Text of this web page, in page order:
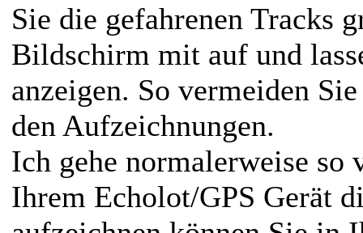
Sie die gefahrenen Tracks
Bildschirm mit auf und
anzeigen. So vermeiden
den Aufzeichnungen.
Ich gehe normalerweise so
Ihrem Echolot/GPS Gerät